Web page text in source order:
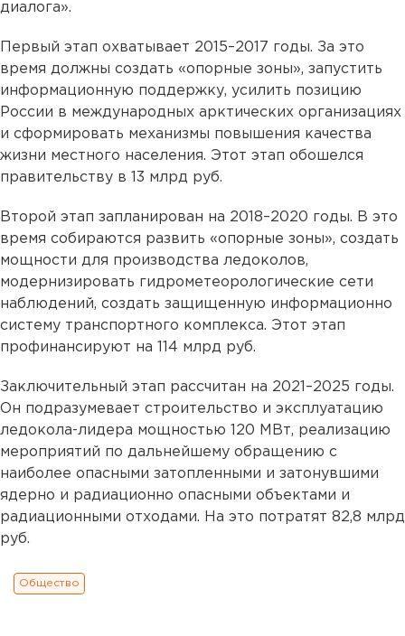
диалога».
Первый этап охватывает 2015–2017 годы. За это
время должны создать «опорные зоны», запустить
информационную поддержку, усилить позицию
России в международных арктических организациях
и сформировать механизмы повышения качества
жизни местного населения. Этот этап обошелся
правительству в 13 млрд руб.
Второй этап запланирован на 2018–2020 годы. В это
время собираются развить «опорные зоны», создать
мощности для производства ледоколов,
модернизировать гидрометеорологические сети
наблюдений, создать защищенную информационно
систему транспортного комплекса. Этот этап
профинансируют на 114 млрд руб.
Заключительный этап рассчитан на 2021–2025 годы.
Он подразумевает строительство и эксплуатацию
ледокола-лидера мощностью 120 МВт, реализацию
мероприятий по дальнейшему обращению с
наиболее опасными затопленными и затонувшими
ядерно и радиационно опасными объектами и
радиационными отходами. На это потратят 82,8 млрд
руб.
Общество